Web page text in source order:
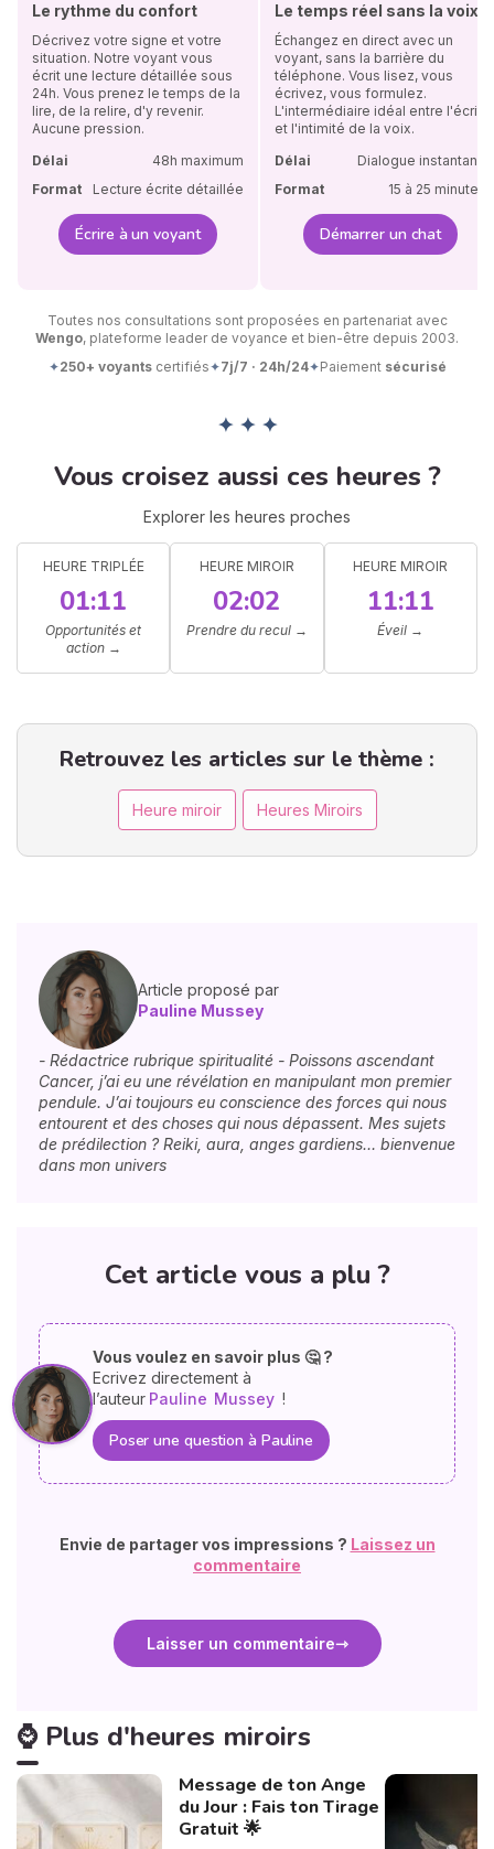
Le rythme du confort
Décrivez votre signe et votre
situation. Notre voyant vous
écrit une lecture détaillée sous
24h. Vous prenez le temps de la
lire, de la relire, d'y revenir.
Aucune pression.
Délai
48h maximum
Format
Lecture écrite détaillée
Écrire à un voyant
Le temps réel sans la voix
Échangez en direct avec un
voyant, sans la barrière du
téléphone. Vous lisez, vous
écrivez, vous formulez.
L'intermédiaire idéal entre l'écrit
et l'intimité de la voix.
Délai
Dialogue instantané
Format
15 à 25 minutes
Démarrer un chat
Toutes nos consultations sont proposées en partenariat avec
Wengo, plateforme leader de voyance et bien-être depuis 2003.
✦250+ voyantscertifiés✦7j/7 · 24h/24✦Paiement sécurisé
✦ ✦ ✦
Vous croisez aussi ces heures ?
Explorer les heures proches
HEURE TRIPLÉE
01:11
Opportunités et
action→
HEURE MIROIR
02:02
Prendre du recul→
HEURE MIROIR
11:11
Éveil →
Retrouvez les articles sur le thème :
Heure miroir Heures Miroirs
Article proposé par
Pauline Mussey
- Rédactrice rubrique spiritualité - Poissons ascendant
Cancer, j’ai eu une révélation en manipulant mon premier
pendule. J’ai toujours eu conscience des forces qui nous
entourent et des choses qui nous dépassent. Mes sujets
de prédilection ? Reiki, aura, anges gardiens… bienvenue
dans mon univers
Cet article vous a plu ?
Vous voulez en savoir plus 🤔 ?
Ecrivez directement à
l’auteur Pauline Mussey !
Poser une question à Pauline
Envie de partager vos impressions ? Laissez un
commentaire
Laisser un commentaire
⌚ Plus d'heures miroirs
Message de ton Ange
du Jour : Fais ton Tirage
Gratuit 🌟